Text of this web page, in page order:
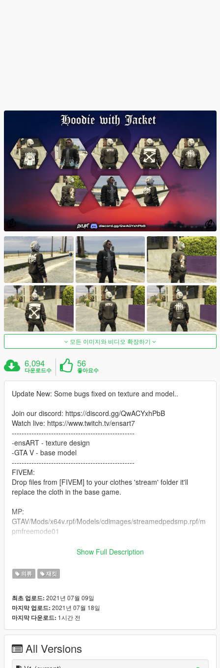
모든 이미지와 비디오 확장하기
6,094
다운로드수
56
좋아요수
Update New: Some bugs fixed on texture and model..
Join our discord: https://discord.gg/QwACYxhPbB
Watch live: https://www.twitch.tv/ensart7
--------------------------------------------------
-ensART - texture design
-GTA V - base model
--------------------------------------------------
FIVEM:
Drop files from [FIVEM] to your clothes 'stream' folder it'll
replace the cloth in the base game.
MP:
GTAV/Mods/x64v.rpf/Models/cdimages/streamedpedsmp.rpf/m
pmfreemode01
If you don't know how to install clothes to FiveM as ADDON?
Show Full Description
의류 재킷
최초 업로드: 2021년 07월 09일
마지막 업로드: 2021년 07월 18일
마지막 다운로드: 1시간 전
All Versions